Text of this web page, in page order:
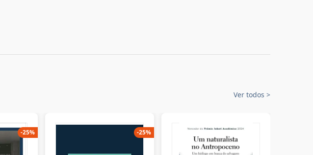
Ver todos >
-25% -25%